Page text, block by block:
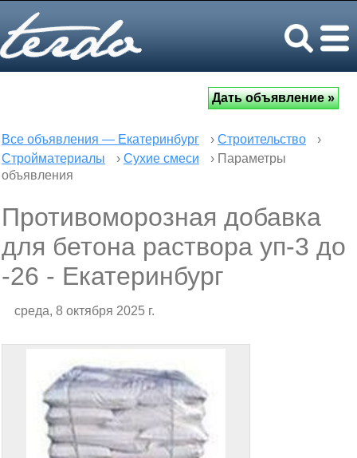
Все объявления — Екатеринбург › Строительство
›
Стройматериалы
› Сухие смеси
› Параметры
объявления
Противоморозная добавка
для бетона раствора уп-3 до
-26 - Екатеринбург
среда, 8 октября 2025 г.